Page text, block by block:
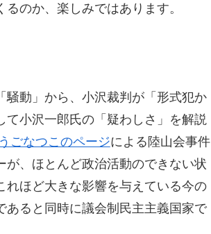
のか、楽しみではあります。
動」から、小沢裁判が「形式犯か
小沢一郎氏の「疑わしさ」を解説
ごなつこのページによる陸山会事件
、ほとんど政治活動のできない状
ほど大きな影響を与えている今の
ると同時に議会制民主主義国家で